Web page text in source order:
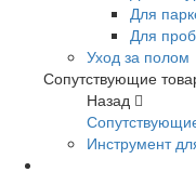
Для
Для
Уход за полом
Сопутствующие
Назад
Инструмент